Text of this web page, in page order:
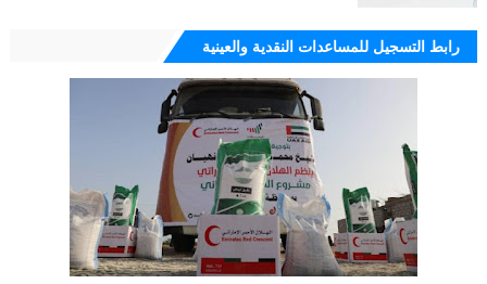
رابط التسجيل للمساعدات النقدية والعينية